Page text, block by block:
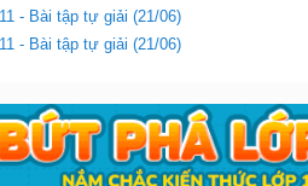
- Bài tập tự giải (21/06)
- Bài tập tự giải (21/06)
Liên